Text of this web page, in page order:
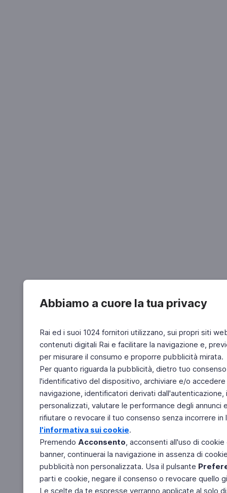
Abbiamo a cuore la tua privacy
Rai ed i suoi 1024 fornitori utilizzano, sui propri siti
contenuti digitali Rai e facilitare la navigazione e,
per misurare il consumo e proporre pubblicità mirata.
Per quanto riguarda la pubblicità, dietro tuo
l'identificativo del dispositivo, archiviare e/o
navigazione, identificatori derivati
personalizzati, valutare le performance degli
rifiutare o revocare il tuo consenso senza incorrere
l'informativa sui cookie.
Premendo Acconsento, acconsenti all'uso di
banner, continuerai la navigazione in assenza di
pubblicità non personalizzata. Usa il pulsante
parti e cookie, negare il consenso o revocare quello
Le scelte da te espresse verranno applicate al solo